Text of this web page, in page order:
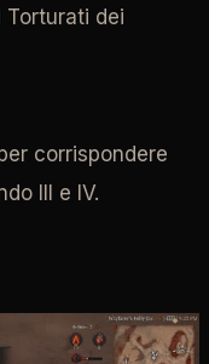
Torturati dei
corrispondere
III e IV.